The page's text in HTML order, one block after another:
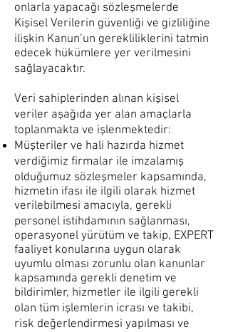
onlarla yapacağı sözleşmelerde
Kişisel Verilerin güvenliği ve gizliliğine
ilişkin Kanun’un gerekliliklerini tatmin
edecek hükümlere yer verilmesini
sağlayacaktır.
Veri sahiplerinden alınan kişisel
veriler aşağıda yer alan amaçlarla
toplanmakta ve işlenmektedir:
Müşteriler ve hali hazırda hizmet
verdiğimiz firmalar ile imzalamış
olduğumuz sözleşmeler kapsamında,
hizmetin ifası ile ilgili olarak hizmet
verilebilmesi amacıyla, gerekli
personel istihdamının sağlanması,
operasyonel yürütüm ve takip, EXPERT
faaliyet konularına uygun olarak
uyumlu olması zorunlu olan kanunlar
kapsamında gerekli denetim ve
bildirimler, hizmetler ile ilgili gerekli
olan tüm işlemlerin icrası ve takibi,
risk değerlendirmesi yapılması ve